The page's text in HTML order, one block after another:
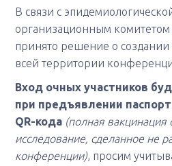
В связи с
организационным
принято решение о
всей территории
Вход очных участников
при предъявлении
QR-кода (полная
исследование, сделанное не
конференции), просим